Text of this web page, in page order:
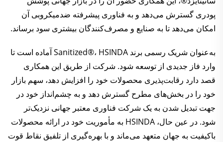
پودری گسترش می‌دهد و به فناوری پیشرفته ضدمیکروبی آن
امکان می‌دهد تا به صنایع و مصرف‌کنندگان بیشتری سود برساند.
به‌عنوان شریک رسمی برند Sanitized®، HSINDA آماده است تا
وارد فاز جدیدی از توسعه شود. شرکت از طریق این همکاری
قصد دارد رقابت‌پذیری محصولات خود را افزایش دهد، سهم بازار
خود را در بخش‌های مطرح گسترش دهد و به چشم‌انداز خود در
جهت تبدیل شدن به یک شرکت فناوری معتبر جهانی نزدیک‌تر
شود. در عین حال، HSINDA به مأموریت خود در ارائه محصولات
باکیفیت به جهان متعهد می‌ماند و با بهره‌گیری از تلفیق نقاط قوت